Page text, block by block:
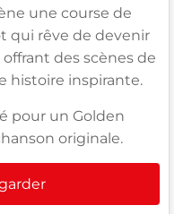
une course de
qui rêve de devenir
des scènes de
histoire inspirante.
pour un Golden
originale.